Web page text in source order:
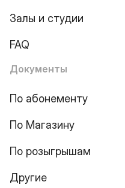
Залы и студии
FAQ
Документы
По абонементу
По Магазину
По розыгрышам
Другие